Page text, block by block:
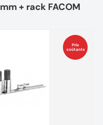
+ rack FACOM
Prix
coûtants